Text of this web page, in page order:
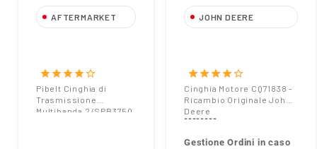
AFTERMARKET
2/SPB3750
Fasciata
Lunghezza
starstarstarstarstar_border
Pibelt Cinghia di
Trasmissione
Multibanda 2/SPB3750
JOHN DEERE
Originale John Deere
starstarstarstarstar_border
Cinghia Motore CQ71838 -
Ricambio Originale John
Deere
--------
Gestione Ordini in caso